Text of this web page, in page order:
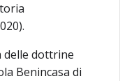
delle dottrine
Benincasa di